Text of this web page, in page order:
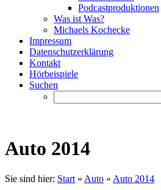
Podcastproduktionen
Was ist Was?
Michaels Kochecke
Impressum
Datenschutzerklärung
Kontakt
Hörbeispiele
Suchen
Auto 2014
Sie sind hier: Start » Auto » Auto 2014